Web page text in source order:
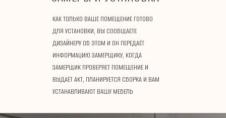
КАК ТОЛЬКО ВАШЕ ПОМЕЩЕНИЕ ГОТОВО
ДЛЯ УСТАНОВКИ, ВЫ СООБЩАЕТЕ
ДИЗАЙНЕРУ ОБ ЭТОМ И ОН ПЕРЕДАЁТ
ИНФОРМАЦИЮ ЗАМЕРЩИКУ, КОГДА
ЗАМЕРЩИК ПРОВЕРЯЕТ ПОМЕЩЕНИЕ И
ВЫДАЁТ АКТ, ПЛАНИРУЕТСЯ СБОРКА И ВАМ
УСТАНАВЛИВАЮТ ВАШУ МЕБЕЛЬ